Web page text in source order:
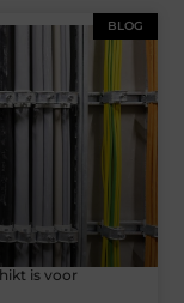
BLOG
is voor